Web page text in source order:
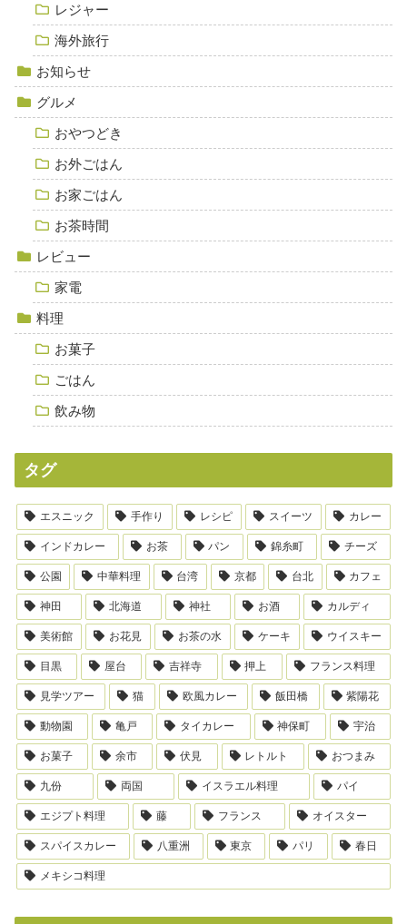
レジャー
海外旅行
お知らせ
グルメ
おやつどき
お外ごはん
お家ごはん
お茶時間
レビュー
家電
料理
お菓子
ごはん
飲み物
タグ
エスニック 手作り レシピ スイーツ カレー
インドカレー お茶 パン 錦糸町 チーズ
公園 中華料理 台湾 京都 台北 カフェ
神田 北海道 神社 お酒 カルディ
美術館 お花見 お茶の水 ケーキ ウイスキー
目黒 屋台 吉祥寺 押上 フランス料理
見学ツアー 猫 欧風カレー 飯田橋 紫陽花
動物園 亀戸 タイカレー 神保町 宇治
お菓子 余市 伏見 レトルト おつまみ
九份 両国 イスラエル料理 パイ
エジプト料理 藤 フランス オイスター
スパイスカレー 八重洲 東京 パリ 春日
メキシコ料理